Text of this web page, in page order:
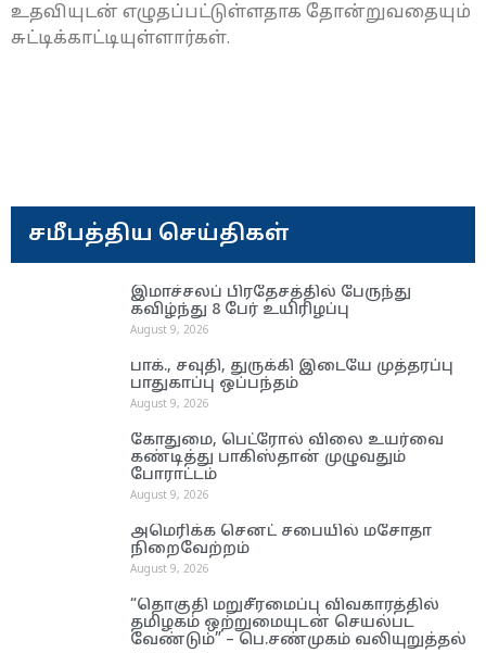
உதவியுடன் எழுதப்பட்டுள்ளதாக தோன்றுவதையும்
சுட்டிக்காட்டியுள்ளார்கள்.
சமீபத்திய செய்திகள்
இமாச்சலப் பிரதேசத்தில் பேருந்து
கவிழ்ந்து 8 பேர் உயிரிழப்பு
August 9, 2026
பாக்., சவுதி, துருக்கி இடையே முத்தரப்பு
பாதுகாப்பு ஒப்பந்தம்
August 9, 2026
கோதுமை, பெட்ரோல் விலை உயர்வை
கண்டித்து பாகிஸ்தான் முழுவதும்
போராட்டம்
August 9, 2026
அமெரிக்க செனட் சபையில் மசோதா
நிறைவேற்றம்
August 9, 2026
“தொகுதி மறுசீரமைப்பு விவகாரத்தில்
தமிழகம் ஒற்றுமையுடன் செயல்பட
வேண்டும்” – பெ.சண்முகம் வலியுறுத்தல்